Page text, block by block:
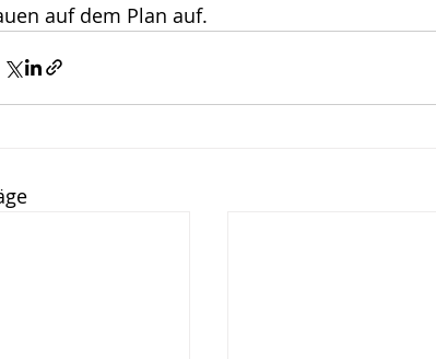
auf dem Plan auf.